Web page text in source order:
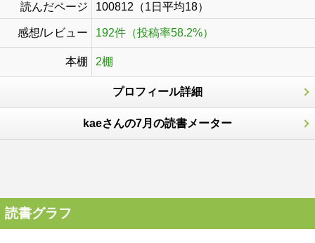
読んだページ
100812（1日平均18）
感想/レビュー 192件（投稿率58.2%）
本棚 2棚
プロフィール詳細
kaeさんの7月の読書メーター
読書グラフ